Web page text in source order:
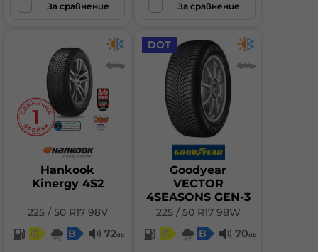
За сравнение За сравнение
Hankook
Kinergy 4S2
225 / 50 R17 98V
C
B 72db
Goodyear
VECTOR
4SEASONS GEN-3
225 / 50 R17 98W
C
B 70db
DOT